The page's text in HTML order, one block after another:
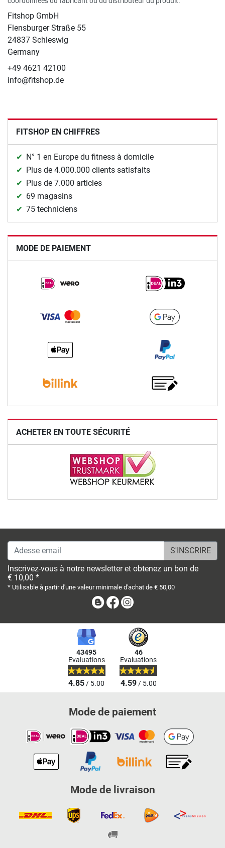
Fitshop GmbH
Flensburger Straße 55
24837 Schleswig
Germany
+49 4621 42100
info@fitshop.de
FITSHOP EN CHIFFRES
N° 1 en Europe du fitness à domicile
Plus de 4.000.000 clients satisfaits
Plus de 7.000 articles
69 magasins
75 techniciens
MODE DE PAIEMENT
ACHETER EN TOUTE SÉCURITÉ
Adesse email
Inscrivez-vous à notre newsletter et obtenez un bon de
€ 10,00 *
* Utilisable à partir d'une valeur minimale d'achat de € 50,00
BlogFacebook
43495
Evaluations
4.85/ 5.00
46
Evaluations
4.59/ 5.00
Mode de paiement
Mode de livraison